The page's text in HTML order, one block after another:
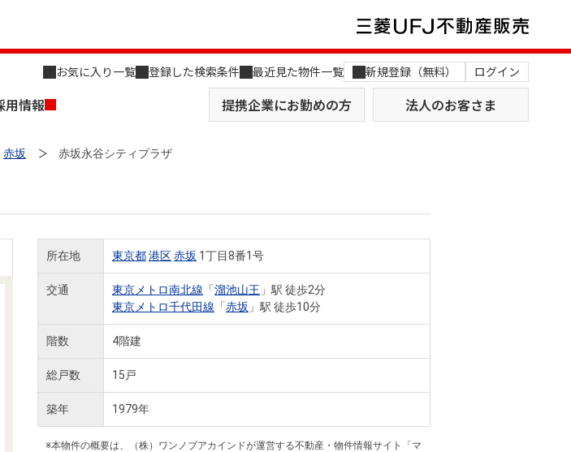
お気に入り一覧 登録した検索条件 最近見た物件一覧 新規登録（無料） ログイン
用情報 提携企業にお勤めの方 法人のお客さま
一戸建てを探す 土地を探す
ション 住まい1プラス（お役立ちコラム）
AI不動産査定
住まい1プラス（お役立ちコラム）
店舗のご案内（関西）
MUFG Way
役員一覧
赤坂 赤坂永谷シティプラザ
所在地 東京都港区赤坂 1丁目8番1号
交通 東京メトロ南北線 「溜池山王 」駅 徒歩2分
東京メトロ千代田線 「赤坂 」駅 徒歩10分
階数 4階建
総戸数 15戸
築年 1979年
※本物件の概要は、（株）ワンノブアカインドが運営する不動産・物件情報サイト「マ